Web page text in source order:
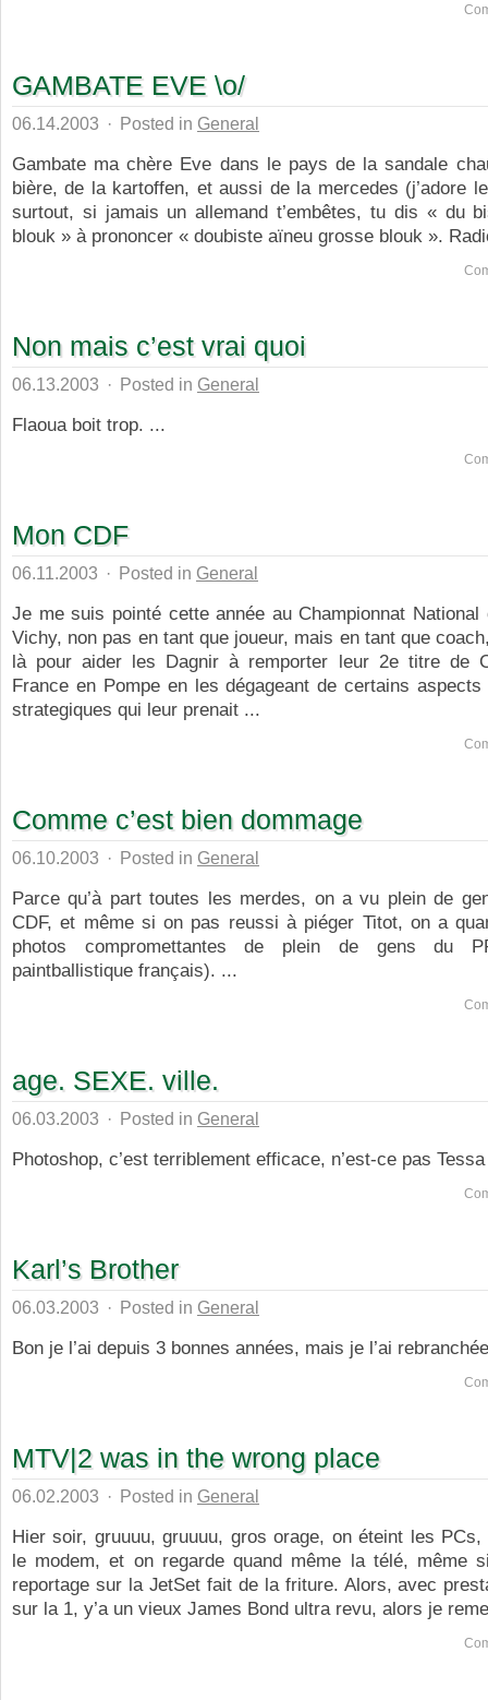
GAMBATE EVE \o/
06.14.2003 · Posted in General
Gambate ma chère Eve dans le pays de la sandale
bière, de la kartoffen, et aussi de la mercedes (j’adore
surtout, si jamais un allemand t’embêtes, tu dis « du
blouk » à prononcer « doubiste aïneu grosse blouk ».
Non mais c’est vrai quoi
06.13.2003 · Posted in General
Flaoua boit trop. ...
Mon CDF
06.11.2003 · Posted in General
Je me suis pointé cette année au Championnat National
Vichy, non pas en tant que joueur, mais en tant que
là pour aider les Dagnir à remporter leur 2e titre de
France en Pompe en les dégageant de certains
strategiques qui leur prenait ...
Comme c’est bien dommage
06.10.2003 · Posted in General
Parce qu’à part toutes les merdes, on a vu plein de
CDF, et même si on pas reussi à piéger Titot, on a
photos compromettantes de plein de gens du
paintballistique français). ...
age. SEXE. ville.
06.03.2003 · Posted in General
Photoshop, c’est terriblement efficace, n’est-ce pas
Karl’s Brother
06.03.2003 · Posted in General
Bon je l’ai depuis 3 bonnes années, mais je l’ai
MTV|2 was in the wrong place
06.02.2003 · Posted in General
Hier soir, gruuuu, gruuuu, gros orage, on éteint les PCs,
le modem, et on regarde quand même la télé, même
reportage sur la JetSet fait de la friture. Alors, avec
sur la 1, y’a un vieux James Bond ultra revu, alors je